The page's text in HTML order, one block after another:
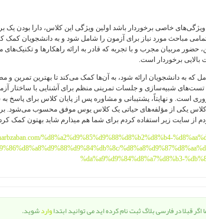
خاصی برخوردار باشد اولین ویژگی این کلاس، دارا بودن یک
مباحث مورد نیاز برای آزمون را شامل شود و به دانشجویان کمک
حضور مربیان مجرب و با تجربه که قادر به ارائه راهکارها و تکنیک‌های
بالایی برخوردار است.
که به دانشجویان ارائه شود، به آن‌ها کمک می‌کند تا بهترین تمرین و
تست‌های شبیه‌سازی و جلسات تمرینی منظم برای آشنایی با ساختار
است. و نهایتاً، پشتیبانی و مشاوره پس از پایان کلاس برای پاسخ به
کلاس یکی از مؤلفه‌های حیاتی یک کلاس یوس موفق محسوب می‌شود.
از سایت زیر استفاده کردم برای شما هم میذارم شاید بهتون کمک
%d8%a2%d9%85%d9%88%d8%b2%d8%b4-
%da%a9%d9%84%d8%a7%d8%b3-
اگر قبلا در فارسی بلاگ ثبت نام کرده اید می توانید ابتداواردشوید.